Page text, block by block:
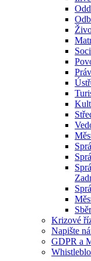
Krizové
Napište
GDPR a